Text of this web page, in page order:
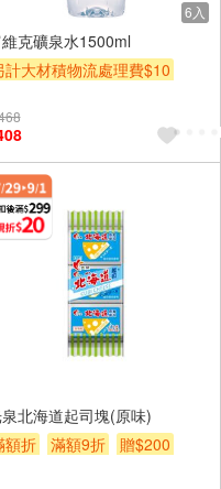
6入
克礦泉水1500ml
計大材積物流處理費$10
北海道起司塊(原味)
額折
滿額9折 贈$200